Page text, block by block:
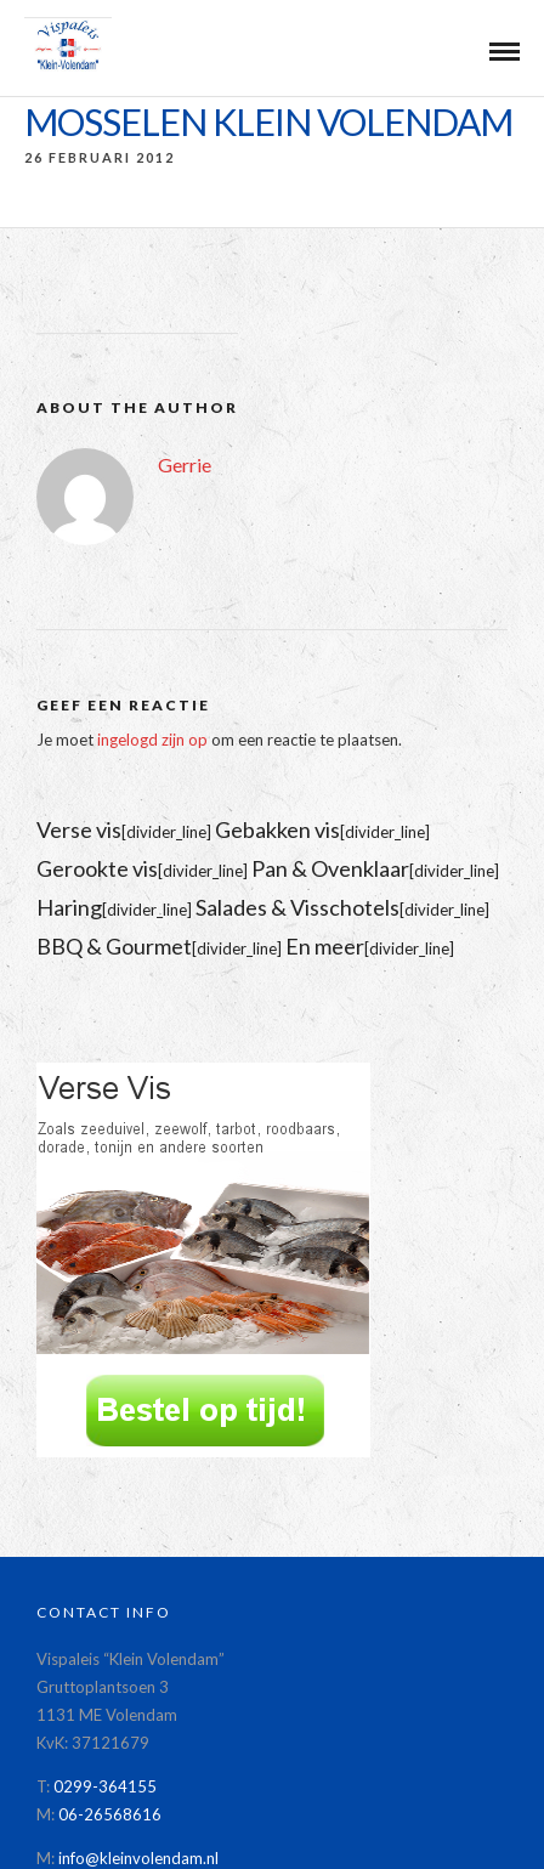
MOSSELEN KLEIN VOLENDAM
26 FEBRUARI 2012
ABOUT THE AUTHOR
Gerrie
GEEF EEN REACTIE
Je moetingelogd zijn opom een reactie te plaatsen.
Verse vis[divider_line] Gebakken vis[divider_line]
Gerookte vis[divider_line] Pan & Ovenklaar[divider_line]
Haring[divider_line] Salades & Visschotels[divider_line]
BBQ & Gourmet[divider_line] En meer[divider_line]
CONTACT INFO
Vispaleis “Klein Volendam”
Gruttoplantsoen 3
1131 ME Volendam
KvK: 37121679
T:0299-364155
M:06-26568616
M:info@kleinvolendam.nl